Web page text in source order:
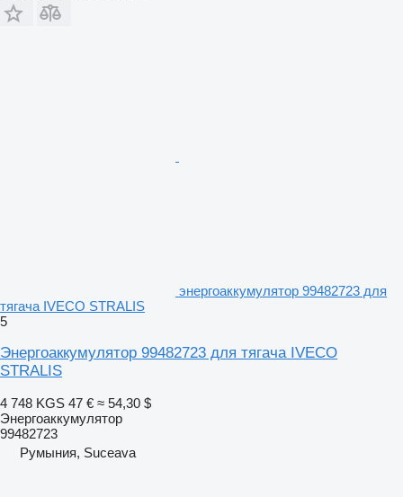
энергоаккумулятор 99482723 для
тягача IVECO STRALIS
5
Энергоаккумулятор 99482723 для тягача IVECO
STRALIS
4 748 KGS 47 € ≈ 54,30 $
Энергоаккумулятор
99482723
Румыния, Suceava